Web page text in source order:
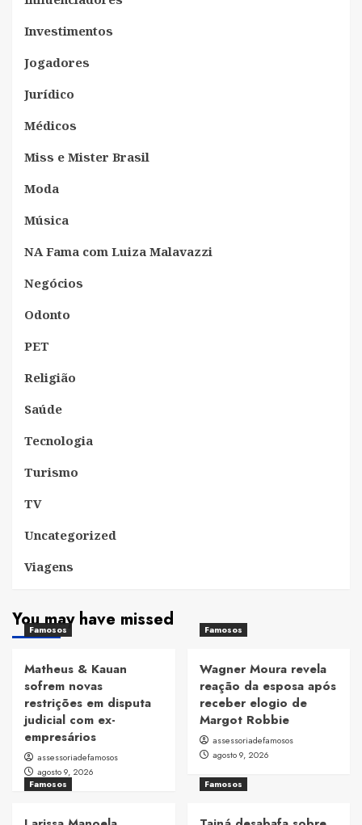
Investimentos
Jogadores
Jurídico
Médicos
Miss e Mister Brasil
Moda
Música
NA Fama com Luiza Malavazzi
Negócios
Odonto
PET
Religião
Saúde
Tecnologia
Turismo
TV
Uncategorized
Viagens
You may have missed
Famosos
Matheus & Kauan
sofrem novas
restrições em disputa
judicial com ex-
empresários
assessoriadefamosos
agosto 9, 2026
Famosos
Wagner Moura revela
reação da esposa após
receber elogio de
Margot Robbie
assessoriadefamosos
agosto 9, 2026
Famosos Famosos